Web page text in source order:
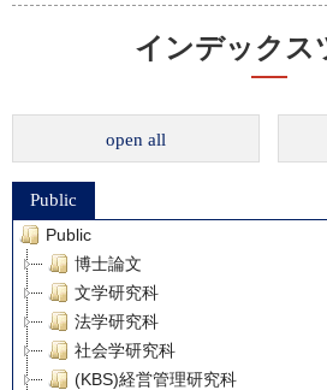
インデックス
open all
Public
Public
博士論文
文学研究科
法学研究科
社会学研究科
(KBS)経営管理研究科